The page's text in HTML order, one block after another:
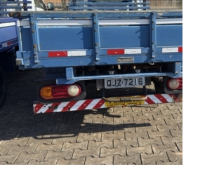
com
e